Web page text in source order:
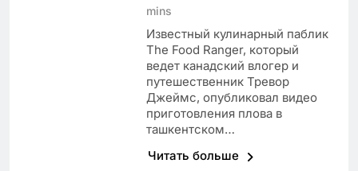
mins
Известный кулинарный паблик
The Food Ranger, который
ведет канадский влогер и
путешественник Тревор
Джеймс, опубликовал видео
приготовления плова в
ташкентском…
Читать больше